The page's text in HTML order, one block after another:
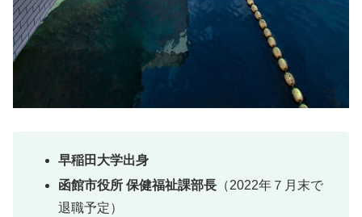
早稲田大学出身
函館市役所 保健福祉課部長 （2022年７月末で
退職予定）